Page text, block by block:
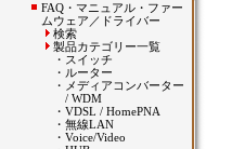
FAQ・マニュアル・ファー
ムウェア／ドライバー
検索
製品カテゴリー一覧
・ スイッチ
・ ルーター
・ メディアコンバーター
/ WDM
・ VDSL / HomePNA
・ 無線LAN
・ Voice/Video